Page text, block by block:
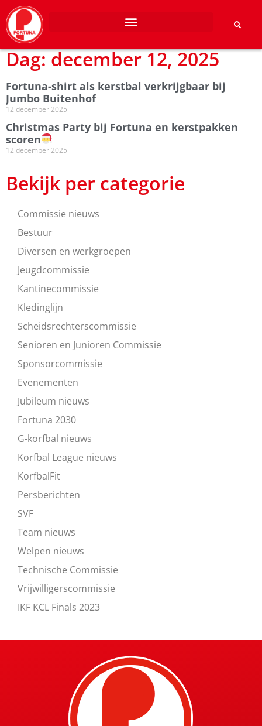
Dag: december 12, 2025
Fortuna-shirt als kerstbal verkrijgbaar bij
Jumbo Buitenhof
12 december 2025
Christmas Party bij Fortuna en kerstpakken
scoren
12 december 2025
Bekijk per categorie
Commissie nieuws
Bestuur
Diversen en werkgroepen
Jeugdcommissie
Kantinecommissie
Kledinglijn
Scheidsrechterscommissie
Senioren en Junioren Commissie
Sponsorcommissie
Evenementen
Jubileum nieuws
Fortuna 2030
G-korfbal nieuws
Korfbal League nieuws
KorfbalFit
Persberichten
SVF
Team nieuws
Welpen nieuws
Technische Commissie
Vrijwilligerscommissie
IKF KCL Finals 2023